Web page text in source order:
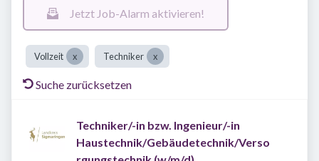
Jetzt Job-Alarm aktivieren!
Vollzeit Techniker
Suche zurücksetzen
Techniker/-in bzw. Ingenieur/-in
Haustechnik/Gebäudetechnik/Verso